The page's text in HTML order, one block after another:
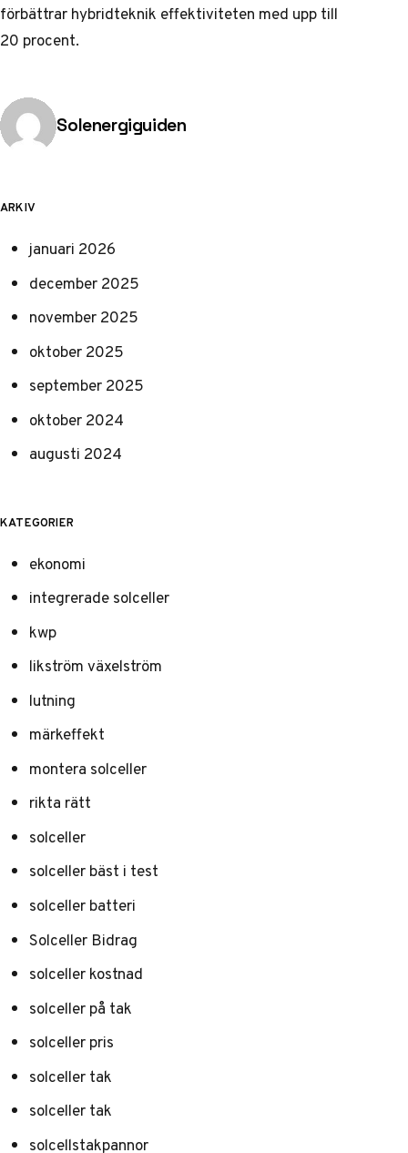
förbättrar hybridteknik effektiviteten med upp till
20 procent.
Publicerad av
Solenergiguiden
ARKIV
januari 2026
december 2025
november 2025
oktober 2025
september 2025
oktober 2024
augusti 2024
KATEGORIER
ekonomi
integrerade solceller
kwp
likström växelström
lutning
märkeffekt
montera solceller
rikta rätt
solceller
solceller bäst i test
solceller batteri
Solceller Bidrag
solceller kostnad
solceller på tak
solceller pris
solceller tak
solceller tak
solcellstakpannor